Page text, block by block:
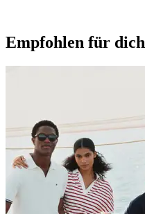
Empfohlen für dich